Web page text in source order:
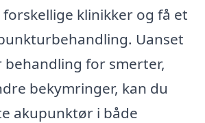
klinikker og få et
Uanset
behandling for smerter,
bekymringer, kan du
akupunktør i både